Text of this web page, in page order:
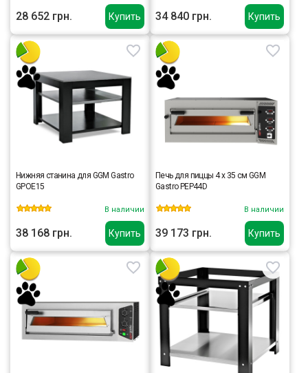
Купить
28 652 грн. Купить
34 840 грн.
Купить
Нижняя станина для GGM Gastro
GPOE15
В наличии
38 168 грн. Купить
Печь для пиццы 4 x 35 см GGM
Gastro PEP44D
В наличии
39 173 грн.